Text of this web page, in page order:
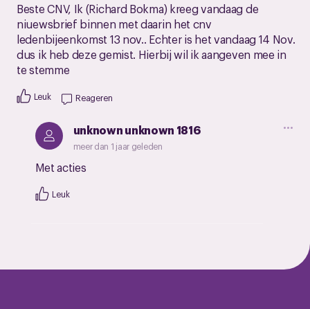
Beste CNV, Ik (Richard Bokma) kreeg vandaag de
niuewsbrief binnen met daarin het cnv
ledenbijeenkomst 13 nov.. Echter is het vandaag 14 Nov.
dus ik heb deze gemist. Hierbij wil ik aangeven mee in
te stemme
Leuk Reageren
unknown unknown 1816
meer dan 1 jaar geleden
Met acties
Leuk